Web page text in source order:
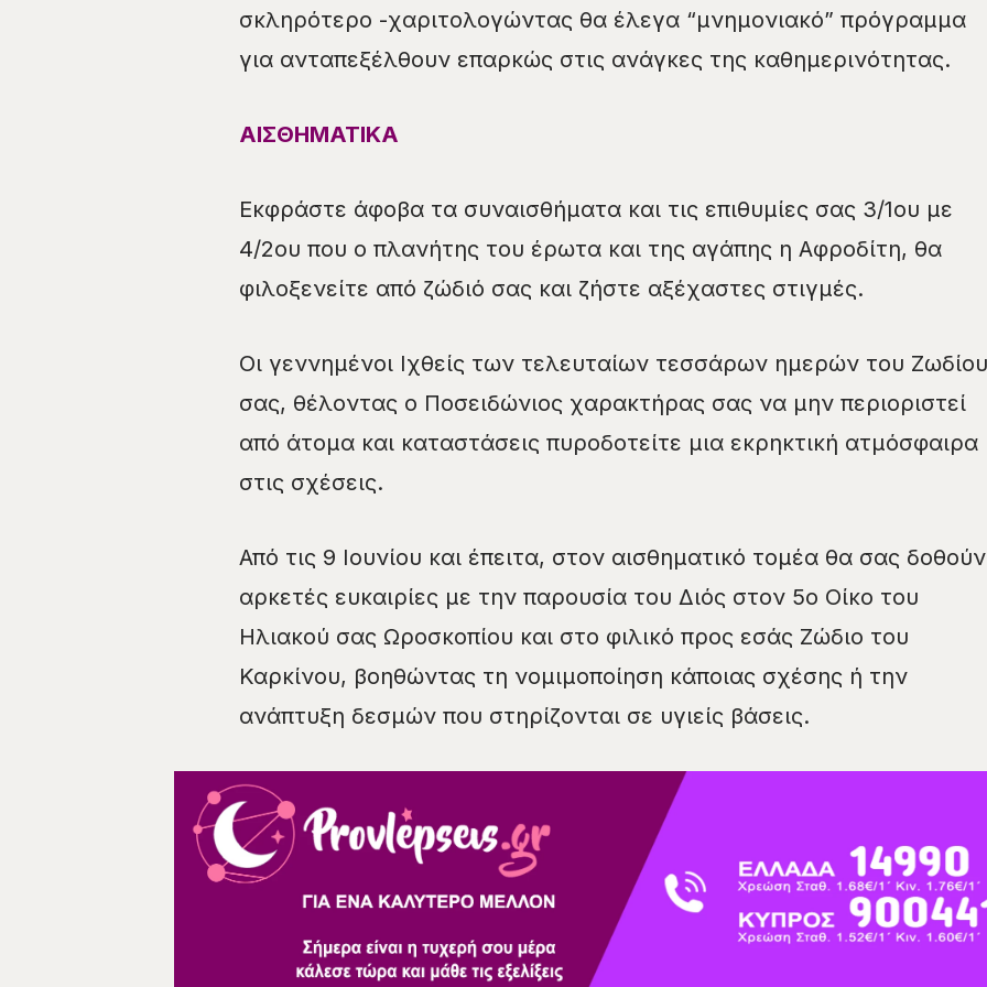
σκληρότερο -χαριτολογώντας θα έλεγα “μνημονιακό” πρόγραμμα
για ανταπεξέλθουν επαρκώς στις ανάγκες της καθημερινότητας.
ΑΙΣΘΗΜΑΤΙΚΑ
Εκφράστε άφοβα τα συναισθήματα και τις επιθυμίες σας 3/1ου με
4/2ου που ο πλανήτης του έρωτα και της αγάπης η Αφροδίτη, θα
φιλοξενείτε από ζώδιό σας και ζήστε αξέχαστες στιγμές.
Οι γεννημένοι Ιχθείς των τελευταίων τεσσάρων ημερών του Ζωδίου
σας, θέλοντας ο Ποσειδώνιος χαρακτήρας σας να μην περιοριστεί
από άτομα και καταστάσεις πυροδοτείτε μια εκρηκτική ατμόσφαιρα
στις σχέσεις.
Από τις 9 Ιουνίου και έπειτα, στον αισθηματικό τομέα θα σας δοθούν
αρκετές ευκαιρίες με την παρουσία του Διός στον 5ο Οίκο του
Ηλιακού σας Ωροσκοπίου και στο φιλικό προς εσάς Ζώδιο του
Καρκίνου, βοηθώντας τη νομιμοποίηση κάποιας σχέσης ή την
ανάπτυξη δεσμών που στηρίζονται σε υγιείς βάσεις.